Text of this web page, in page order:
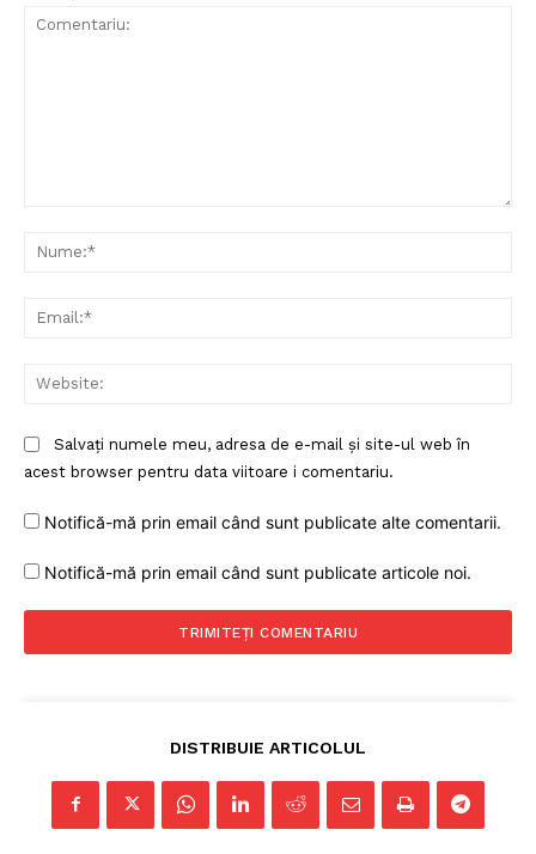
Salvați numele meu, adresa de e-mail și site-ul web în
acest browser pentru data viitoare i comentariu.
Notifică-mă prin email când sunt publicate alte comentarii.
Notifică-mă prin email când sunt publicate articole noi.
DISTRIBUIE ARTICOLUL